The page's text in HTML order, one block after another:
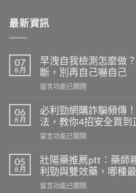
最新資訊
07
8 月
早洩自我檢測怎麼做
斷，別再自己嚇自己
在
洩
自
我
檢
怎
麼
做？
藥
留言功能已關閉
06
8 月
必利勁網購詐騙頻傳
法，教你4招安全買到
在
利
勁
網
購
留言功能已關閉
05
8 月
壯陽藥推薦ptt：藥師
利勁與雙效藥，哪種
在
留言功能已關閉